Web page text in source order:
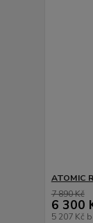
ATOMIC
7 890 Kč
6 300
5 207 Kč